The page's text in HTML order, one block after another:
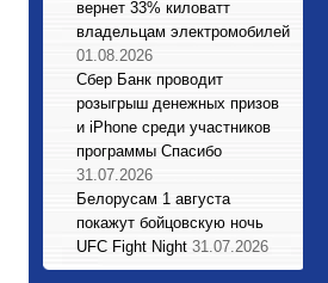
вернет 33% киловатт
владельцам электромобилей
01.08.2026
Сбер Банк проводит
розыгрыш денежных призов
и iPhone среди участников
программы Спасибо
31.07.2026
Белорусам 1 августа
покажут бойцовскую ночь
UFC Fight Night 31.07.2026